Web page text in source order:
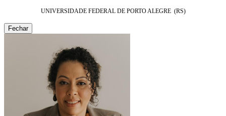
UNIVERSIDADE FEDERAL DE PORTO ALEGRE (RS)
Fechar